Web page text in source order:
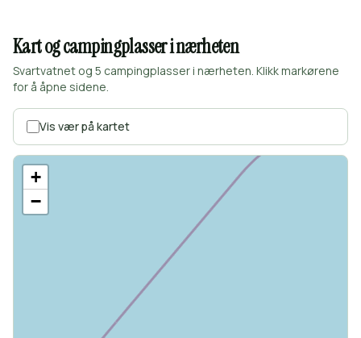
Kart og campingplasser i nærheten
Svartvatnet og 5 campingplasser i nærheten. Klikk markørene
for å åpne sidene.
Vis vær på kartet
+
−